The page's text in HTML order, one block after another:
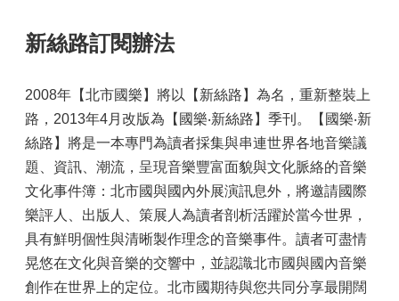
新絲路訂閱辦法
2008年【北市國樂】將以【新絲路】為名，重新整裝上
路，2013年4月改版為【國樂‧新絲路】季刊。【國樂‧新
絲路】將是一本專門為讀者採集與串連世界各地音樂議
題、資訊、潮流，呈現音樂豐富面貌與文化脈絡的音樂
文化事件簿：北市國與國內外展演訊息外，將邀請國際
樂評人、出版人、策展人為讀者剖析活躍於當今世界，
具有鮮明個性與清晰製作理念的音樂事件。讀者可盡情
晃悠在文化與音樂的交響中，並認識北市國與國內音樂
創作在世界上的定位。北市國期待與您共同分享最開闊